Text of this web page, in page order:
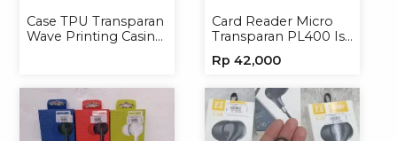
Case TPU Transparan
Wave Printing Casing
Card Reader Micro
Transparan PL400 Isi
Rp 42,000